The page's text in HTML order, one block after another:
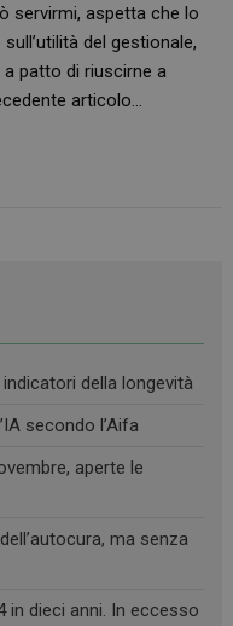
servirmi, aspetta che lo
del gestionale,
patto di riuscirne a
articolo…
della longevità
secondo l’Aifa
aperte le
ma senza
in dieci anni. In eccesso